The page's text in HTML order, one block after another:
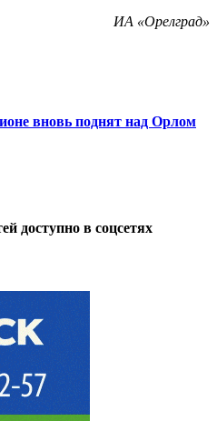
ИА «Орелград»
вновь поднят над Орлом
доступно в соцсетях